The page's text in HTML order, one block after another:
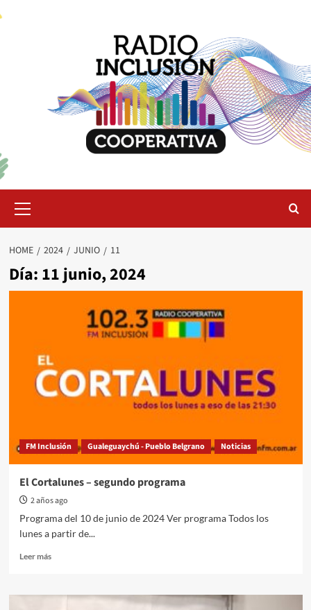
Menu
HOME 2024 JUNIO 11
Día: 11 junio, 2024
FM Inclusión Gualeguaychú - Pueblo Belgrano Noticias
El Cortalunes – segundo programa
2 años ago
Programa del 10 de junio de 2024 Ver programa Todos los
lunes a partir de...
Leer másRead
El